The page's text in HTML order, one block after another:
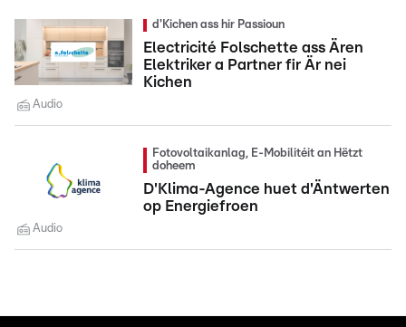
d'Kichen ass hir Passioun
Electricité Folschette ass Ären
Elektriker a Partner fir Är nei
Kichen
Audio
Fotovoltaikanlag, E-Mobilitéit an Hëtzt
doheem
D'Klima-Agence huet d'Äntwerten
op Energiefroen
Audio